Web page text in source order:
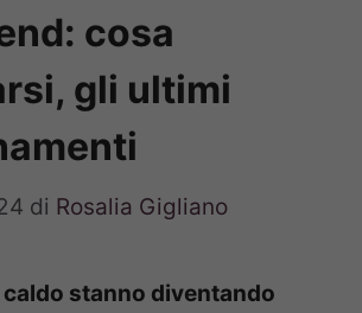
cosa
gli ultimi
di Rosalia Gigliano
caldo stanno diventando